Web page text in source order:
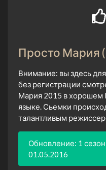
Просто Мария
Внимание: вы здесь
без регистрации
Мария 2015 в хорошем
языке. Сьемки
талантливым
Обновление: 1
01.05.2016